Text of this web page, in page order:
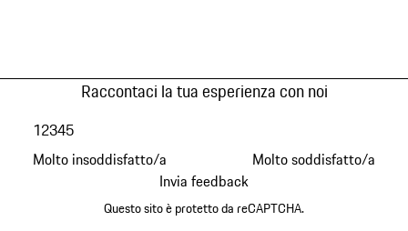
Raccontaci la tua esperienza con noi
Molto insoddisfatto/a
12345
Molto soddisfatto/a
Invia feedback
Questo sito è protetto da reCAPTCHA.